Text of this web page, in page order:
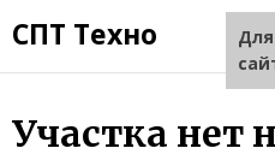
СПТ Техно
Участка нет